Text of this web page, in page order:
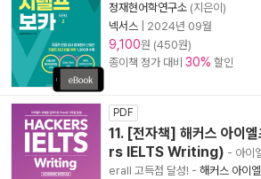
정재현어학연구소 (지은이)
넥서스
2024년 09월
9,100원 (450원)
종이책 정가 대비 30% 할인
PDF
11. [전자책] 해커스 아이
rs IELTS Writing) - 아이
erall 고득점 달성! - 해커스 아이